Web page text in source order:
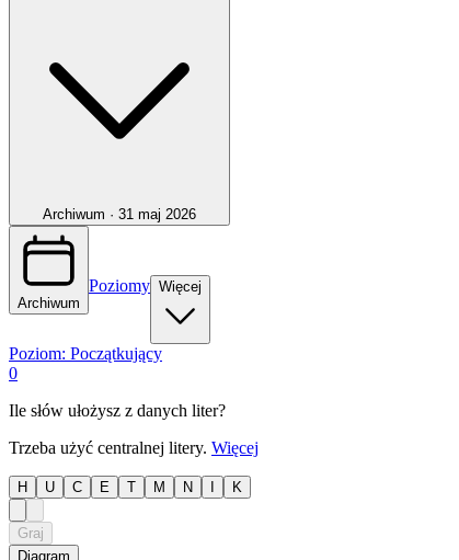
Archiwum · 31 maj 2026
Archiwum
Poziomy Więcej
Poziom: Początkujący
0
Ile słów ułożysz z danych liter?
Trzeba użyć centralnej litery. Więcej
H U C E T M N K
Graj
Diagram